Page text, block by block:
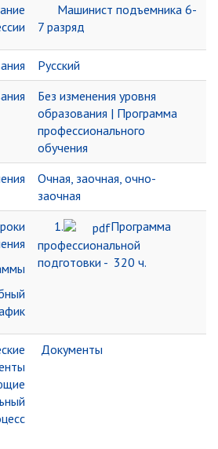
Машинист подъемника 6-
7 разряд
Русский
Без изменения уровня
образования | Программа
профессионального
обучения
Очная, заочная, очно-
заочная
1.
Программа
профессиональной
подготовки - 320 ч.
Документы